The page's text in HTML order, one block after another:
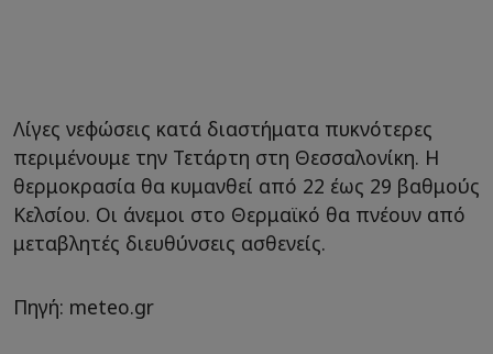
Λίγες νεφώσεις κατά διαστήματα πυκνότερες
περιμένουμε την Τετάρτη στη Θεσσαλονίκη. Η
θερμοκρασία θα κυμανθεί από 22 έως 29 βαθμούς
Κελσίου. Οι άνεμοι στο Θερμαϊκό θα πνέουν από
μεταβλητές διευθύνσεις ασθενείς.
Πηγή: meteo.gr